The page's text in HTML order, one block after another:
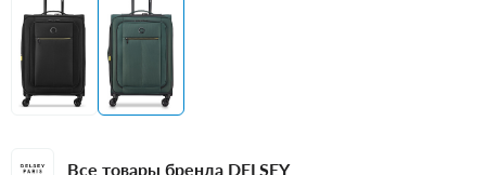
Все товары бренда DELSEY